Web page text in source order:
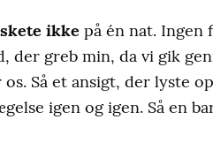
ikke på én nat. Ingen
der greb min, da vi gik
os. Så et ansigt, der lyste
igen og igen. Så en